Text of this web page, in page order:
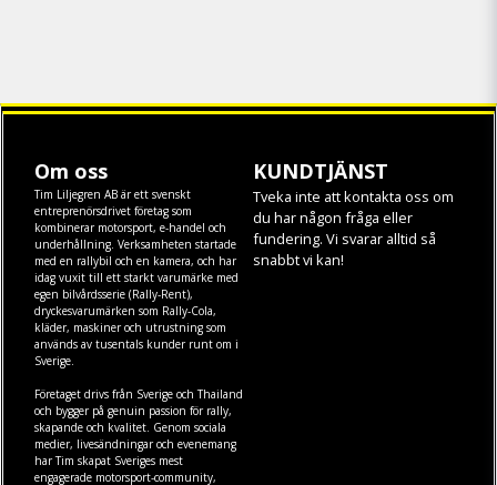
Om oss
Tim Liljegren AB är ett svenskt
entreprenörsdrivet företag som
kombinerar motorsport, e-handel och
underhållning. Verksamheten startade
med en rallybil och en kamera, och har
idag vuxit till ett starkt varumärke med
egen bilvårdsserie (Rally-Rent),
dryckesvarumärken som Rally-Cola,
kläder, maskineroch utrustning som
används av tusentals kunder runt om i
Sverige.
Företaget drivs från Sverige och Thailand
och bygger på genuin passion för rally,
skapande och kvalitet. Genom sociala
medier, livesändningar och evenemang
har Tim skapat Sveriges mest
engagerade motorsport-community,
KUNDTJÄNST
Tveka inte att kontakta oss om
du har någon fråga eller
fundering. Vi svarar alltid så
snabbt vi kan!